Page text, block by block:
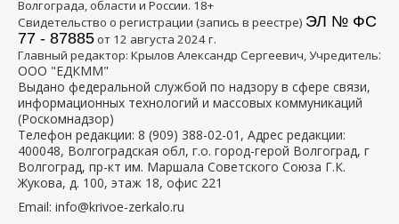
Волгограда, области и России. 18+
Свидетельство о регистрации (запись в реестре) ЭЛ № ФС
77 - 87885от 12 августа 2024 г.
Главный редактор: Крылов Александр Сергеевич, Учредитель:
ООО "ЕДКММ"
Выдано федеральной службой по надзору в сфере связи,
информационных технологий и массовых коммуникаций
(Роскомнадзор)
Телефон редакции: 8 (909) 388-02-01 , Адрес редакции:
400048, Волгоградская обл, г.о. город-герой Волгоград, г
Волгоград, пр-кт им. Маршала Советского Союза Г.К.
Жукова, д. 100, этаж 18, офис 221
Email: info@krivoe-zerkalo.ru